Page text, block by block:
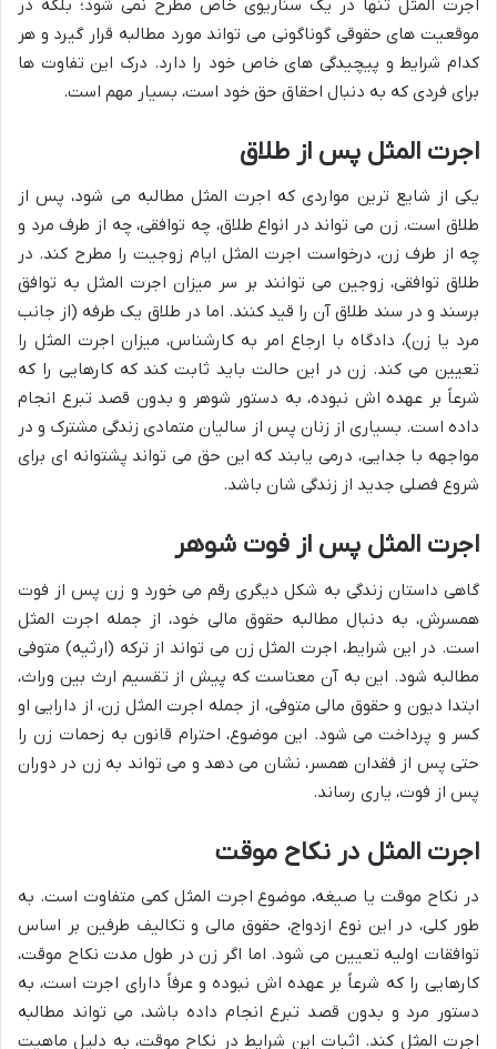
اجرت المثل تنها در یک سناریوی خاص مطرح نمی شود؛ بلکه در
موقعیت های حقوقی گوناگونی می تواند مورد مطالبه قرار گیرد و هر
کدام شرایط و پیچیدگی های خاص خود را دارد. درک این تفاوت ها
برای فردی که به دنبال احقاق حق خود است، بسیار مهم است.
اجرت المثل پس از طلاق
یکی از شایع ترین مواردی که اجرت المثل مطالبه می شود، پس از
طلاق است. زن می تواند در انواع طلاق، چه توافقی، چه از طرف مرد و
چه از طرف زن، درخواست اجرت المثل ایام زوجیت را مطرح کند. در
طلاق توافقی، زوجین می توانند بر سر میزان اجرت المثل به توافق
برسند و در سند طلاق آن را قید کنند. اما در طلاق یک طرفه (از جانب
مرد یا زن)، دادگاه با ارجاع امر به کارشناس، میزان اجرت المثل را
تعیین می کند. زن در این حالت باید ثابت کند که کارهایی را که
شرعاً بر عهده اش نبوده، به دستور شوهر و بدون قصد تبرع انجام
داده است. بسیاری از زنان پس از سالیان متمادی زندگی مشترک و در
مواجهه با جدایی، درمی یابند که این حق می تواند پشتوانه ای برای
شروع فصلی جدید از زندگی شان باشد.
اجرت المثل پس از فوت شوهر
گاهی داستان زندگی به شکل دیگری رقم می خورد و زن پس از فوت
همسرش، به دنبال مطالبه حقوق مالی خود، از جمله اجرت المثل
است. در این شرایط، اجرت المثل زن می تواند از ترکه (ارثیه) متوفی
مطالبه شود. این به آن معناست که پیش از تقسیم ارث بین وراث،
ابتدا دیون و حقوق مالی متوفی، از جمله اجرت المثل زن، از دارایی او
کسر و پرداخت می شود. این موضوع، احترام قانون به زحمات زن را
حتی پس از فقدان همسر، نشان می دهد و می تواند به زن در دوران
پس از فوت، یاری رساند.
اجرت المثل در نکاح موقت
در نکاح موقت یا صیغه، موضوع اجرت المثل کمی متفاوت است. به
طور کلی، در این نوع ازدواج، حقوق مالی و تکالیف طرفین بر اساس
توافقات اولیه تعیین می شود. اما اگر زن در طول مدت نکاح موقت،
کارهایی را که شرعاً بر عهده اش نبوده و عرفاً دارای اجرت است، به
دستور مرد و بدون قصد تبرع انجام داده باشد، می تواند مطالبه
اجرت المثل کند. اثبات این شرایط در نکاح موقت، به دلیل ماهیت